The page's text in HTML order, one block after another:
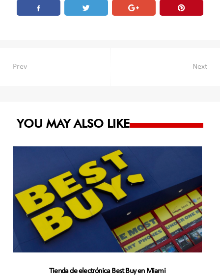
Navegación
Prev Next
YOU MAY ALSO LIKE
Tienda de electrónica Best Buy en Miami